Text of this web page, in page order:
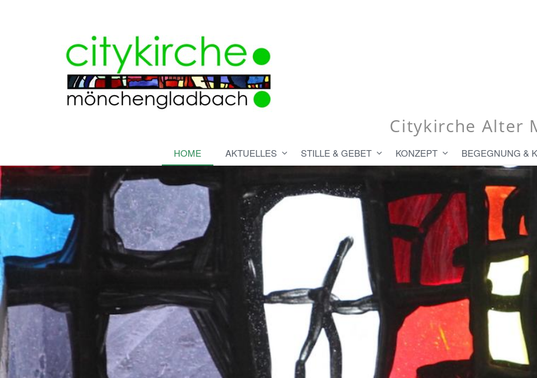
Citykirche Alter
HOME AKTUELLES STILLE & GEBET KONZEPT BEGEGNUNG &